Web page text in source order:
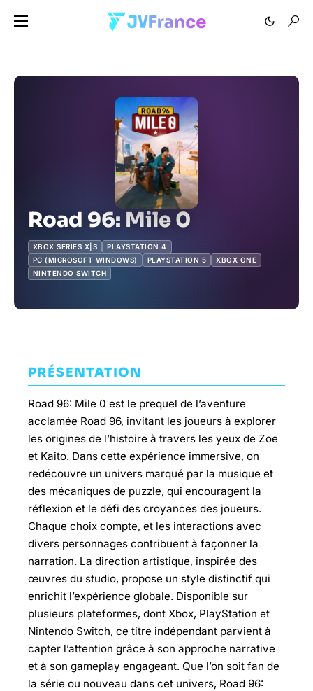
Road 96: Mile 0
XBOX SERIES X|S
PLAYSTATION 4
PC (MICROSOFT WINDOWS)
PLAYSTATION 5
XBOX ONE
NINTENDO SWITCH
PRÉSENTATION
Road 96: Mile 0 est le prequel de l’aventure
acclamée Road 96, invitant les joueurs à explorer
les origines de l’histoire à travers les yeux de Zoe
et Kaito. Dans cette expérience immersive, on
redécouvre un univers marqué par la musique et
des mécaniques de puzzle, qui encouragent la
réflexion et le défi des croyances des joueurs.
Chaque choix compte, et les interactions avec
divers personnages contribuent à façonner la
narration. La direction artistique, inspirée des
œuvres du studio, propose un style distinctif qui
enrichit l’expérience globale. Disponible sur
plusieurs plateformes, dont Xbox, PlayStation et
Nintendo Switch, ce titre indépendant parvient à
capter l’attention grâce à son approche narrative
et à son gameplay engageant. Que l’on soit fan de
la série ou nouveau dans cet univers, Road 96: